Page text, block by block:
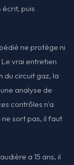
puis
ne protège ni
vrai entretien
du circuit gaz, la
analyse de
contrôles n'a
sort pas, il faut
a 15 ans, il